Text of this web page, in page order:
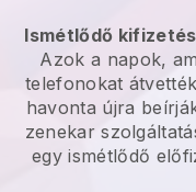
Ismétlődő
Azok a napok,
telefonokat
havonta újra
zenekar
egy ismétlődő